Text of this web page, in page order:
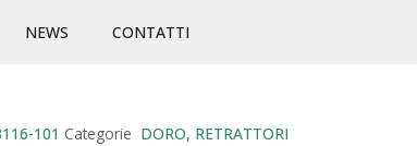
NEWS CONTATTI
101 Categorie DORO, RETRATTORI